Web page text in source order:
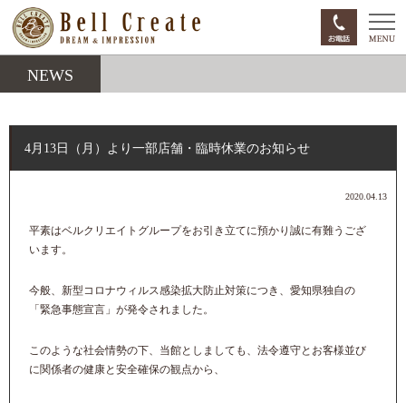
NEWS
4月13日（月）より一部店舗・臨時休業のお知らせ
2020.04.13
平素はベルクリエイトグループをお引き立てに預かり誠に有難うござ
います。
今般、新型コロナウィルス感染拡大防止対策につき、愛知県独自の
「緊急事態宣言」が発令されました。
このような社会情勢の下、当館としましても、法令遵守とお客様並び
に関係者の健康と安全確保の観点から、